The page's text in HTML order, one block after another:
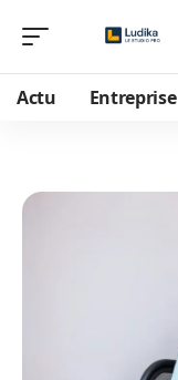
Actu Entreprise